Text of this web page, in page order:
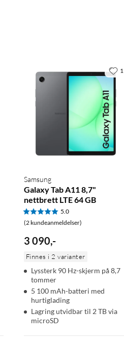
Samsung
Galaxy Tab A11 8,7"
nettbrett LTE 64 GB
5.0
(2 kundeanmeldelser)
3 090,-
Finnes i 2 varianter
Lyssterk 90 Hz-skjerm på 8,7
tommer
5 100 mAh-batteri med
hurtiglading
Lagring utvidbar til 2 TB via
microSD
1